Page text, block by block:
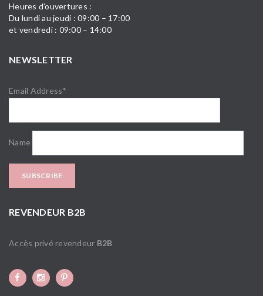
Heures d'ouvertures :
Du lundi au jeudi : 09:00 – 17:00
et vendredi : 09:00 – 14:00
NEWSLETTER
Email Address*
Name
REVENDEUR B2B
Accès privé revendeur B2B